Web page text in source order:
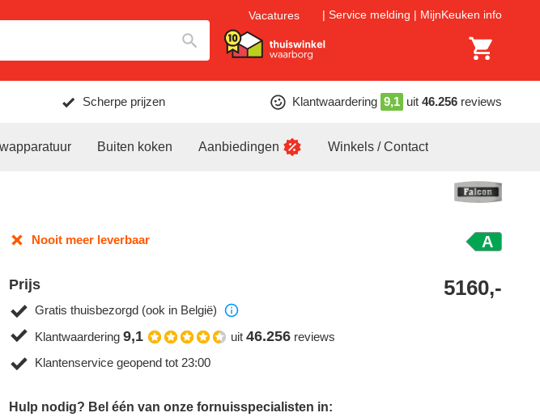
Vacatures Service melding MijnKeuken info
Scherpe prijzen Klantwaardering 9,1 uit 46.256 reviews
Buiten koken Aanbiedingen Winkels / Contact
Nooit meer leverbaar A
Prijs 5160,-
Gratis thuisbezorgd (ook in België)
Klantwaardering 9,1 uit 46.256 reviews
Klantenservice geopend tot 23:00
Hulp nodig? Bel één van onze fornuisspecialisten in: